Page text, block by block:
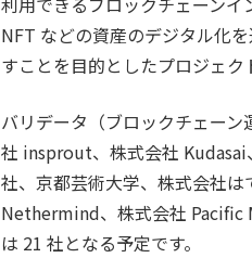
NFT などの資産のデジタル化
すことを目的としたプロジェク
バリデータ（ブロックチェー
社 insprout、株式会社
社、京都芸術大学、株式会社は
Nethermind、株式会社 Pacific
は 21 社となる予定です。